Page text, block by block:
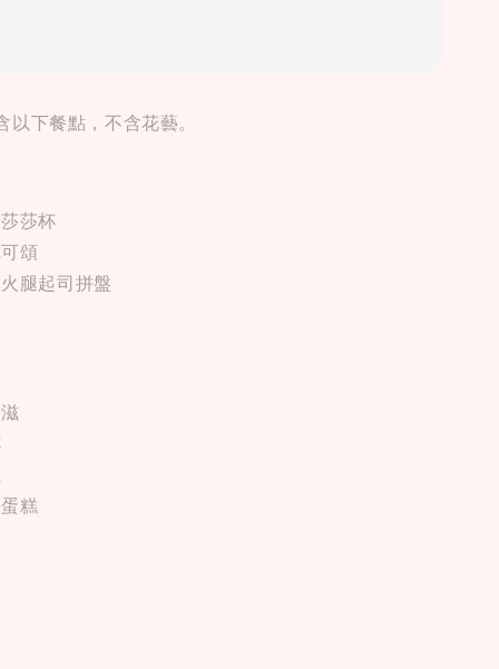
以下餐點，不含花藝。
莎杯
頌
腿起司拼盤
糕